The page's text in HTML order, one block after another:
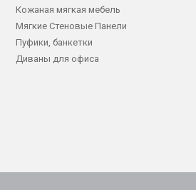
Кожаная мягкая мебель
Мягкие Стеновые Панели
Пуфики, банкетки
Диваны для офиса